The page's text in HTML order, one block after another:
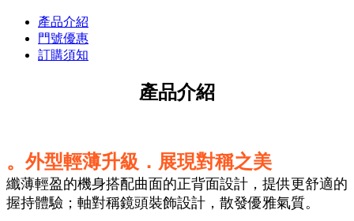
產品介紹
門號優惠
訂購須知
產品介紹
。外型輕薄升級．展現對稱之美
纖薄輕盈的機身搭配曲面的正背面設計，提供更舒適的
握持體驗；軸對稱鏡頭裝飾設計，散發優雅氣質。